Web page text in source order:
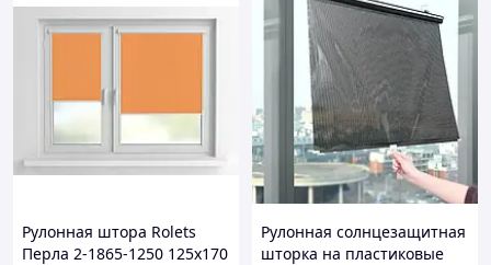
Рулонная штора Rolets
Перла 2-1865-1250 125x170
Рулонная солнцезащитная
шторка на пластиковые